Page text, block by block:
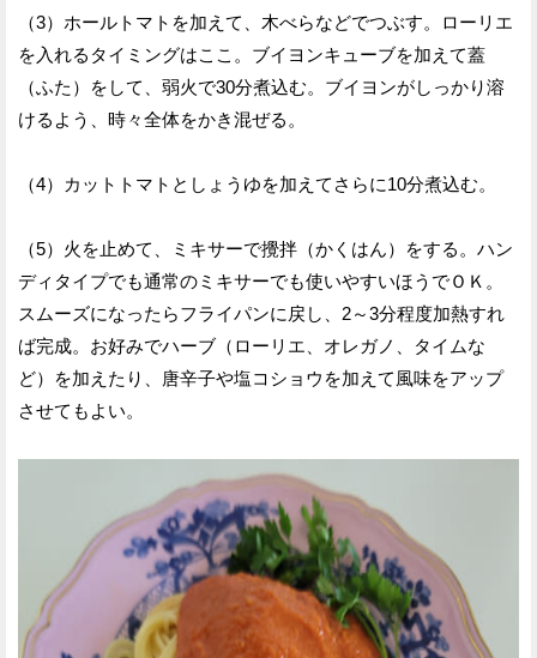
（3）ホールトマトを加えて、木べらなどでつぶす。ローリエ
を入れるタイミングはここ。ブイヨンキューブを加えて蓋
（ふた）をして、弱火で30分煮込む。ブイヨンがしっかり溶
けるよう、時々全体をかき混ぜる。
（4）カットトマトとしょうゆを加えてさらに10分煮込む。
（5）火を止めて、ミキサーで攪拌（かくはん）をする。ハン
ディタイプでも通常のミキサーでも使いやすいほうでＯＫ。
スムーズになったらフライパンに戻し、2～3分程度加熱すれ
ば完成。お好みでハーブ（ローリエ、オレガノ、タイムな
ど）を加えたり、唐辛子や塩コショウを加えて風味をアップ
させてもよい。